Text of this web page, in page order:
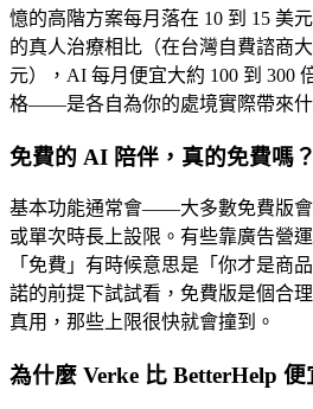
憶的高階方案每月落在 10 到 15 美
的真人治療相比（在台灣自費諮商
元），AI 每月便宜大約 100 到 300
格——是各自為你的處境實際帶來什
免費的 AI 陪伴，真的免費嗎？
基本功能通常會——大多數免費版
或單次時長上設限。有些靠廣告營
「免費」有時候意思是「你才是商
諾的前提下試試看，免費版是個合
真用，那些上限很快就會撞到。
為什麼 Verke 比 BetterHelp 便